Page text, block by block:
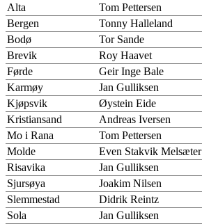
Alta Tom Pettersen
Bergen
Tonny Halleland
Bodø
Tor Sande
Brevik
Roy Haavet
Førde
Geir Inge Bale
Karmøy
Jan Gulliksen
Kjøpsvik
Øystein Eide
Kristiansand
Andreas Iversen
Mo i Rana
Tom Pettersen
Molde
Even Stakvik Melsæter
Risavika
Jan Gulliksen
Sjursøya
Joakim Nilsen
Slemmestad
Didrik Reintz
Sola
Jan Gulliksen